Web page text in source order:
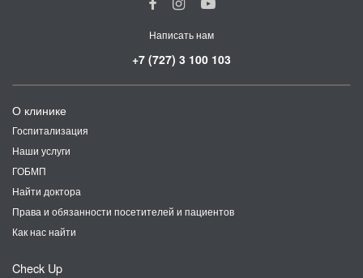
Написать нам
+7 (727) 3 100 103
О клинике
Госпитализация
Наши услуги
ГОБМП
Найти доктора
Права и обязанности посетителей и пациентов
Как нас найти
Check Up